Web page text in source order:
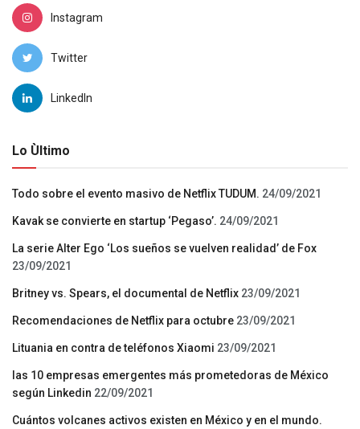
Instagram
Twitter
LinkedIn
Lo Ùltimo
Todo sobre el evento masivo de Netflix TUDUM. 24/09/2021
Kavak se convierte en startup ‘Pegaso’. 24/09/2021
La serie Alter Ego ‘Los sueños se vuelven realidad’ de Fox
23/09/2021
Britney vs. Spears, el documental de Netflix 23/09/2021
Recomendaciones de Netflix para octubre 23/09/2021
Lituania en contra de teléfonos Xiaomi 23/09/2021
las 10 empresas emergentes más prometedoras de México
según Linkedin 22/09/2021
Cuántos volcanes activos existen en México y en el mundo.